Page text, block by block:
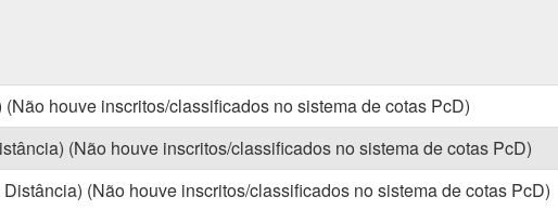
houve inscritos/classificados no sistema de cotas PcD)
(Não houve inscritos/classificados no sistema de cotas PcD)
(Não houve inscritos/classificados no sistema de cotas PcD)